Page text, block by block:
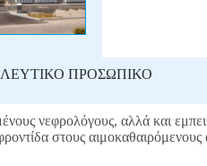
ΠΡΟΣΩΠΙΚΟ
νεφρολόγους, αλλά και
στους αιμοκαθαιρόμενους